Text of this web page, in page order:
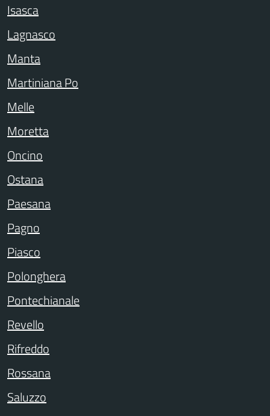
Isasca
Lagnasco
Manta
Martiniana Po
Melle
Moretta
Oncino
Ostana
Paesana
Pagno
Piasco
Polonghera
Pontechianale
Revello
Rifreddo
Rossana
Saluzzo